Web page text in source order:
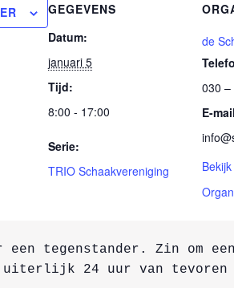
GEGEVENS
Datum:
januari 5
Tijd:
8:00 - 17:00
Serie:
TRIO Schaakvereniging
de
030 –
E-mail
tegenstander. Zin om
uiterlijk 24 uur van